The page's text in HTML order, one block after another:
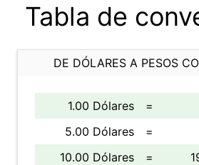
Tabla de
DE DÓLARES A PESOS
1.00 Dólares =
5.00 Dólares
=
10.00 Dólares
=